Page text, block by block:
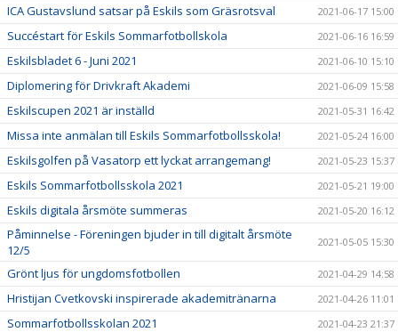
ICA Gustavslund satsar på Eskils som Gräsrotsval 2021-06-17 15:00
Succéstart för Eskils Sommarfotbollskola 2021-06-16 16:59
Eskilsbladet 6 - Juni 2021 2021-06-10 15:10
Diplomering för Drivkraft Akademi 2021-06-09 15:58
Eskilscupen 2021 är inställd 2021-05-31 16:42
Missa inte anmälan till Eskils Sommarfotbollsskola! 2021-05-24 16:00
Eskilsgolfen på Vasatorp ett lyckat arrangemang! 2021-05-23 15:37
Eskils Sommarfotbollsskola 2021 2021-05-21 19:00
Eskils digitala årsmöte summeras 2021-05-20 16:12
Påminnelse - Föreningen bjuder in till digitalt årsmöte
12/5
2021-05-05 15:30
Grönt ljus för ungdomsfotbollen 2021-04-29 14:58
Hristijan Cvetkovski inspirerade akademitränarna 2021-04-26 11:01
Sommarfotbollsskolan 2021 2021-04-23 21:37